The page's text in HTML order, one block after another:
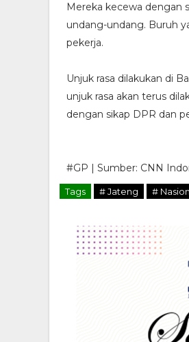
Mereka kecewa dengan
undang-undang. Buruh
pekerja.
Unjuk rasa dilakukan di
unjuk rasa akan terus
dengan sikap DPR dan
#GP | Sumber: CNN
Tags # Jateng #